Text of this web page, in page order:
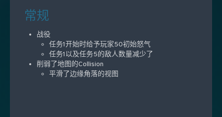
常规
战役
任务1开始时给予玩家50初始怒气
任务1以及任务5的敌人数量减少了
削弱了地图的Collision
平滑了边缘角落的视图